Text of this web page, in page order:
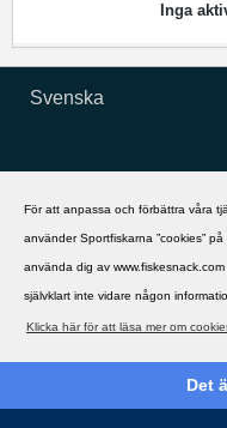
För att anpassa och förbättra våra
använder Sportfiskarna ”cookies”
använda dig av
självklart inte vidare någon
Klicka här för att läsa mer om
Det
Inga
Svenska
Copyright ©2002 - 2021,
Copyright ©
All